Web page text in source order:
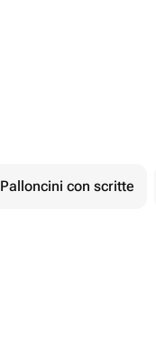
Palloncini con scritte